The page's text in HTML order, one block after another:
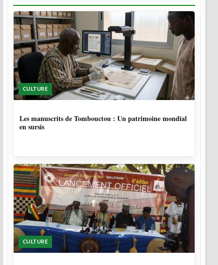
CULTURE
Les manuscrits de Tombouctou : Un patrimoine mondial
en sursis
CULTURE